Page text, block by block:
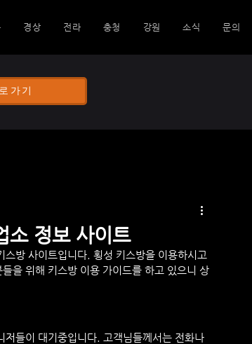
경상 전라 충청 강원 소식 문의
가기
소 정보 사이트
스방 사이트입니다. 횡성 키스방을 이용하시고
을 위해 키스방 이용 가이드를 하고 있으니 상
저들이 대기중입니다. 고객님들께서는 전화나